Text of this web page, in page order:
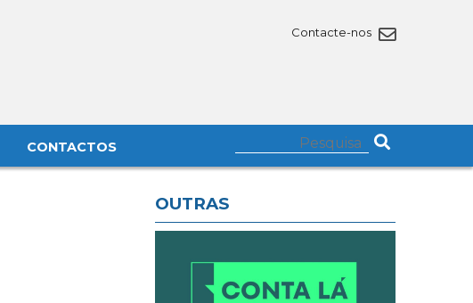
Contacte-nos
CONTACTOS
OUTRAS